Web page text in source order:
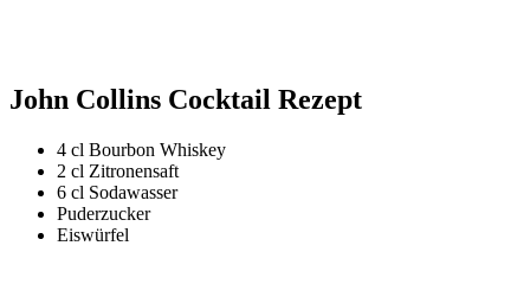
John Collins Cocktail Rezept
4 cl Bourbon Whiskey
2 cl Zitronensaft
6 cl Sodawasser
Puderzucker
Eiswürfel